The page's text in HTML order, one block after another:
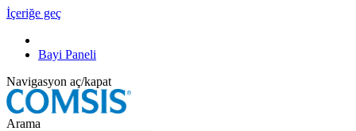
İçeriğe geç
Bayi Paneli
Navigasyon aç/kapat
Arama